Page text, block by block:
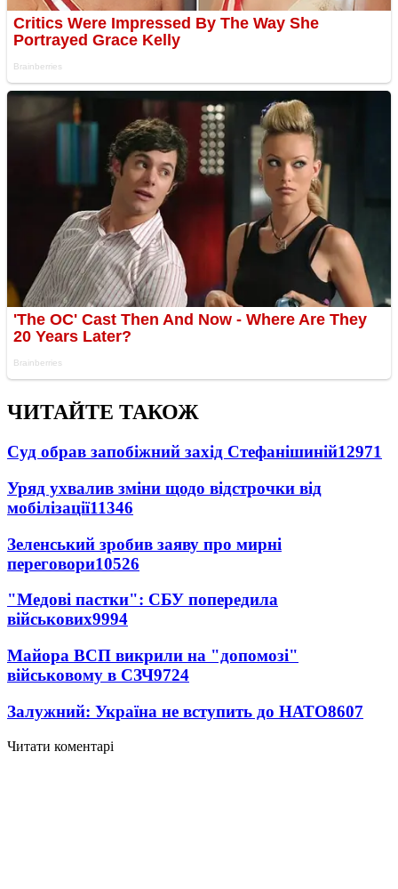
ЧИТАЙТЕ ТАКОЖ
Суд обрав запобіжний захід Стефанішиній12971
Уряд ухвалив зміни щодо відстрочки від
мобілізації11346
Зеленський зробив заяву про мирні
переговори10526
"Медові пастки": СБУ попередила
військових9994
Майора ВСП викрили на "допомозі"
військовому в СЗЧ9724
Залужний: Україна не вступить до НАТО8607
Читати коментарі